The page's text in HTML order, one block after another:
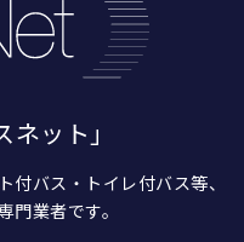
ット」
バス・トイレ付バス等、
業者です。